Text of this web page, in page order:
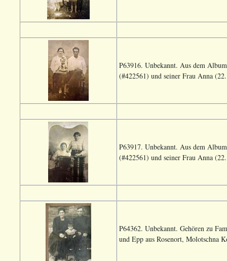
P63916. Unbekannt. Aus dem
(#422561) und seiner Frau Anna
P63917. Unbekannt. Aus dem
(#422561) und seiner Frau Anna
P64362. Unbekannt. Gehören zu
und Epp aus Rosenort, Molotschna